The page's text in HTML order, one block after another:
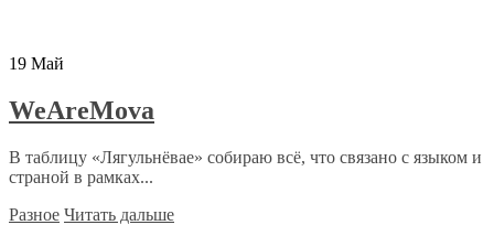
19 Май
WeAreMova
В таблицу «Лягульнёвае» собираю всё, что связано с языком и
страной в рамках...
Разное Читать дальше